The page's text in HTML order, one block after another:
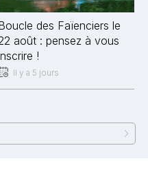
des Faïenciers le
août : pensez à vous
!
Il y a 5 jours